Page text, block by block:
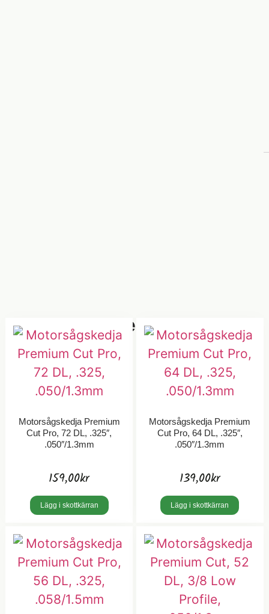
Relaterade Produkter
Motorsågskedja Premium
Cut Pro, 72 DL, .325″,
.050″/1.3mm
159,00kr
Lägg i skottkärran
Motorsågskedja Premium
Cut Pro, 64 DL, .325″,
.050″/1.3mm
139,00kr
Lägg i skottkärran